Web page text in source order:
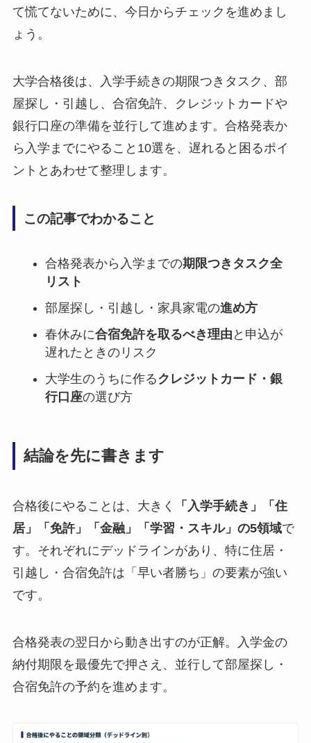
て慌てないために、今日からチェックを進めまし
ょう。
大学合格後は、入学手続きの期限つきタスク、部
屋探し・引越し、合宿免許、クレジットカードや
銀行口座の準備を並行して進めます。合格発表か
ら入学までにやること10選を、遅れると困るポイ
ントとあわせて整理します。
この記事でわかること
合格発表から入学までの期限つきタスク全
リスト
部屋探し・引越し・家具家電の進め方
春休みに合宿免許を取るべき理由 と申込が
遅れたときのリスク
大学生のうちに作るクレジットカード・銀
行口座の選び方
結論を先に書きます
合格後にやることは、大きく
「入学手続き」「住
居」「免許」「金融」「学習・スキル」の5領域で
す。それぞれにデッドラインがあり、特に住居・
引越し・合宿免許は「早い者勝ち」の要素が強い
です。
合格発表の翌日から動き出すのが正解。入学金の
納付期限を最優先で押さえ、並行して部屋探し・
合宿免許の予約を進めます。